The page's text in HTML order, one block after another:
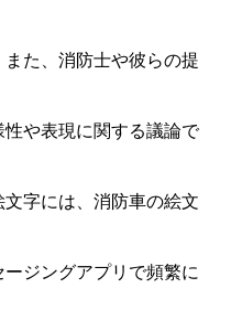
た、消防士や彼らの提
や表現に関する議論で
字には、消防車の絵文
ジングアプリで頻繁に